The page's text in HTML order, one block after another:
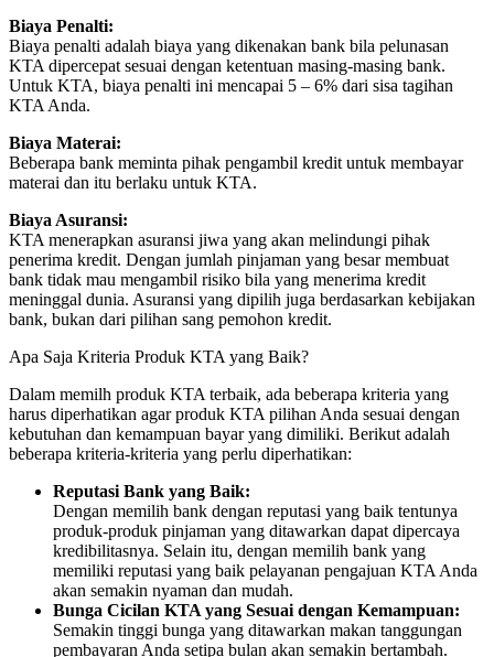
Biaya Penalti:
Biaya penalti adalah biaya yang dikenakan bank bila pelunasan
KTA dipercepat sesuai dengan ketentuan masing-masing bank.
Untuk KTA, biaya penalti ini mencapai 5 – 6% dari sisa tagihan
KTA Anda.
Biaya Materai:
Beberapa bank meminta pihak pengambil kredit untuk membayar
materai dan itu berlaku untuk KTA.
Biaya Asuransi:
KTA menerapkan asuransi jiwa yang akan melindungi pihak
penerima kredit. Dengan jumlah pinjaman yang besar membuat
bank tidak mau mengambil risiko bila yang menerima kredit
meninggal dunia. Asuransi yang dipilih juga berdasarkan kebijakan
bank, bukan dari pilihan sang pemohon kredit.
Apa Saja Kriteria Produk KTA yang Baik?
Dalam memilh produk KTA terbaik, ada beberapa kriteria yang
harus diperhatikan agar produk KTA pilihan Anda sesuai dengan
kebutuhan dan kemampuan bayar yang dimiliki. Berikut adalah
beberapa kriteria-kriteria yang perlu diperhatikan:
Reputasi Bank yang Baik:
Dengan memilih bank dengan reputasi yang baik tentunya
produk-produk pinjaman yang ditawarkan dapat dipercaya
kredibilitasnya. Selain itu, dengan memilih bank yang
memiliki reputasi yang baik pelayanan pengajuan KTA Anda
akan semakin nyaman dan mudah.
Bunga Cicilan KTA yang Sesuai dengan Kemampuan:
Semakin tinggi bunga yang ditawarkan makan tanggungan
pembayaran Anda setipa bulan akan semakin bertambah.